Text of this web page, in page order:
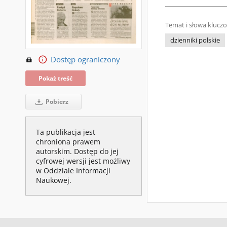
Dostęp ograniczony
Pokaż treść
Pobierz
Ta publikacja jest
chroniona prawem
autorskim. Dostęp do jej
cyfrowej wersji jest możliwy
w Oddziale Informacji
Naukowej.
Temat i słowa
dzienniki polskie